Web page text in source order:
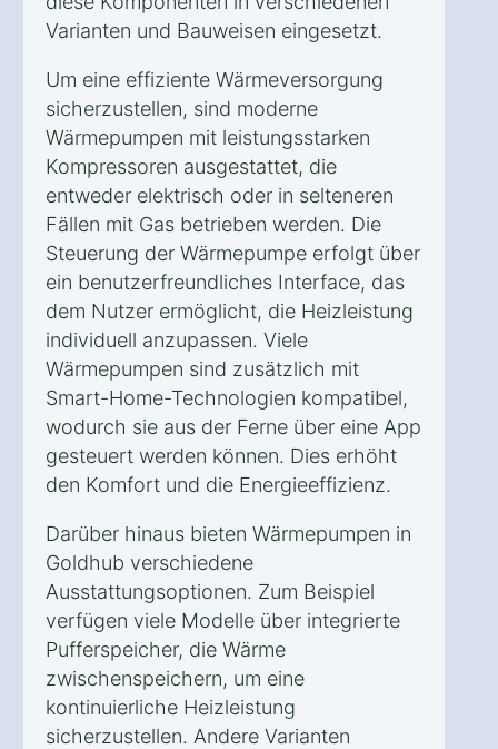
Varianten und Bauweisen eingesetzt.
Um eine effiziente Wärmeversorgung
sicherzustellen, sind moderne
Wärmepumpen mit leistungsstarken
Kompressoren ausgestattet, die
entweder elektrisch oder in selteneren
Fällen mit Gas betrieben werden. Die
Steuerung der Wärmepumpe erfolgt über
ein benutzerfreundliches Interface, das
dem Nutzer ermöglicht, die Heizleistung
individuell anzupassen. Viele
Wärmepumpen sind zusätzlich mit
Smart-Home-Technologien kompatibel,
wodurch sie aus der Ferne über eine App
gesteuert werden können. Dies erhöht
den Komfort und die Energieeffizienz.
Darüber hinaus bieten Wärmepumpen in
Goldhub verschiedene
Ausstattungsoptionen. Zum Beispiel
verfügen viele Modelle über integrierte
Pufferspeicher, die Wärme
zwischenspeichern, um eine
kontinuierliche Heizleistung
sicherzustellen. Andere Varianten